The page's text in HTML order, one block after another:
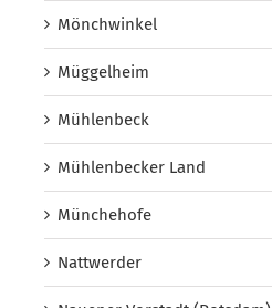
Mönchwinkel
Müggelheim
Mühlenbeck
Mühlenbecker Land
Münchehofe
Nattwerder